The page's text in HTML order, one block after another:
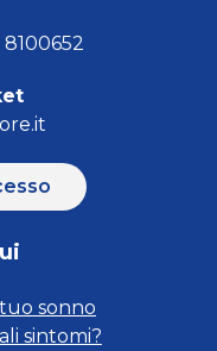
8100652
sonno
sintomi?